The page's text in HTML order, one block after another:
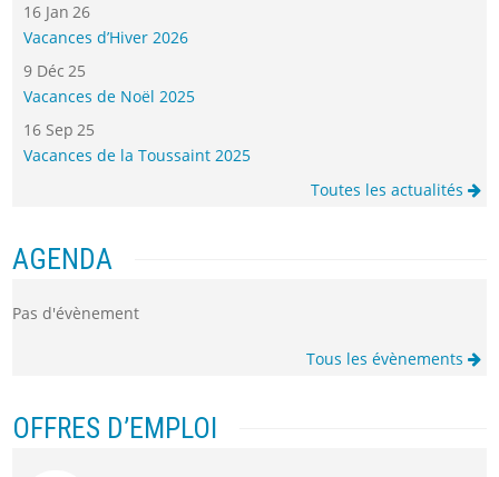
16 Jan 26
Vacances d’Hiver 2026
9 Déc 25
Vacances de Noël 2025
16 Sep 25
Vacances de la Toussaint 2025
Toutes les actualités
AGENDA
Pas d'évènement
Tous les évènements
OFFRES D’EMPLOI